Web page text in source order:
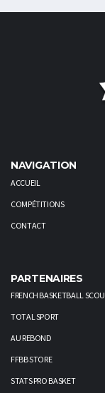
NAVIGATION
ACCUEIL
COMPÉTITIONS
CONTACT
PARTENAIRES
FRENCH BASKETBALL
TOTAL SPORT
AU REBOND
FFBB STORE
STATS PRO BASKET